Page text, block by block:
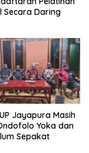
Secara Daring
Jayapura Masih
Yoka dan
Sepakat